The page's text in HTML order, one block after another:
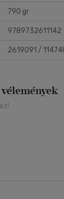
790 gr
9789732611142
2619091 /